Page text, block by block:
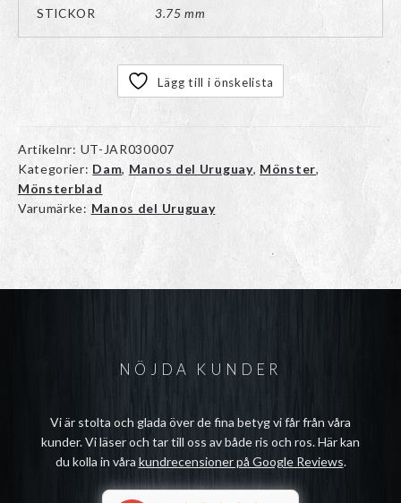
STICKOR 3.75 mm
Lägg till i önskelista
Artikelnr: UT-JAR030007
Kategorier: Dam, Manos del Uruguay, Mönster,
Mönsterblad
Varumärke: Manos del Uruguay
NÖJDA KUNDER
Vi är stolta och glada över de fina betyg vi får från våra
kunder. Vi läser och tar till oss av både ris och ros. Här kan
du kolla in våra kundrecensioner på Google Reviews.